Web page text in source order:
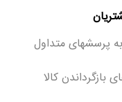
پرسشهای متداول
بازگرداندن کالا